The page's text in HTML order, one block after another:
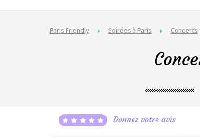
Paris Friendly Soirées à Paris Concerts
Donnez votre avis